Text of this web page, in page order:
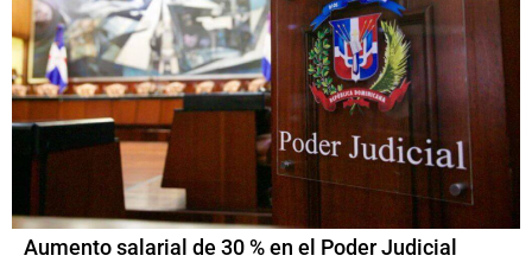
Aumento salarial de 30 % en el Poder Judicial